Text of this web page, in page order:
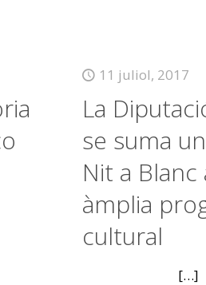
11 juliol, 2017
La
se suma
Nit a
àmplia
cultural
[…]